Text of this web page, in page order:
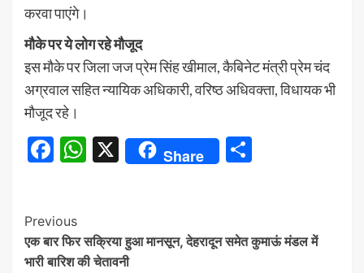
करवा पाएंगे।
मौके पर ये लोग रहे मौजूद
इस मौके पर जिला जज प्रेम सिंह खीमाल, कैबिनेट मंत्री प्रेम चंद
अग्रवाल सहित न्यायिक अधिकारी, वरिष्ठ अधिवक्ता, विधायक भी
मौजूद रहे।
Facebook
WhatsApp
X Share
Continue
Reading
Previous
एक बार फिर सक्रिया हुआ मानसून, देहरादून समेत कुमाऊं मंडल में
भारी बारिश की चेतावनी